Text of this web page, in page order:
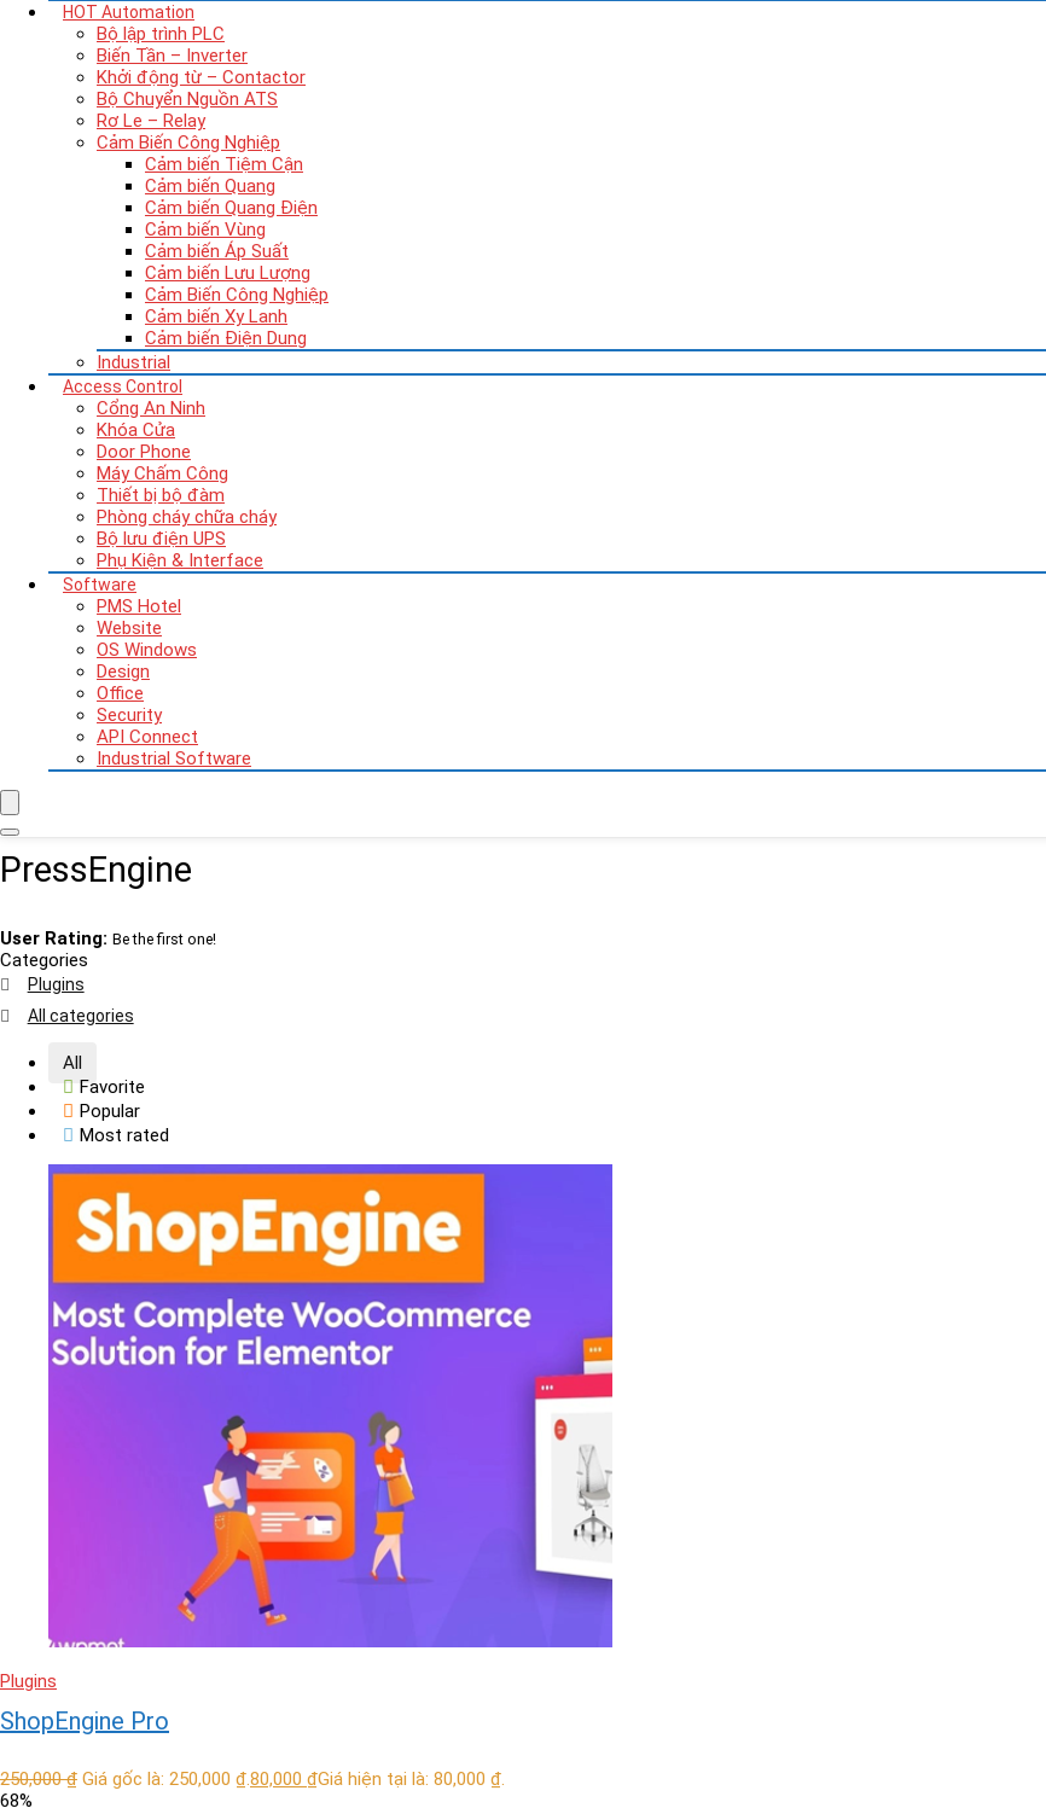
HOT Automation
Bộ lập trình PLC
Biến Tần – Inverter
Khởi động từ – Contactor
Bộ Chuyển Nguồn ATS
Rơ Le – Relay
Cảm Biến Công Nghiệp
Cảm biến Tiệm Cận
Cảm biến Quang
Cảm biến Quang Điện
Cảm biến Vùng
Cảm biến Áp Suất
Cảm biến Lưu Lượng
Cảm Biến Công Nghiệp
Cảm biến Xy Lanh
Cảm biến Điện Dung
Industrial
Access Control
Cổng An Ninh
Khóa Cửa
Door Phone
Máy Chấm Công
Thiết bị bộ đàm
Phòng cháy chữa cháy
Bộ lưu điện UPS
Phụ Kiện & Interface
Software
PMS Hotel
Website
OS Windows
Design
Office
Security
API Connect
Industrial Software
PressEngine
User Rating: Be the first one!
Categories
Plugins
All categories
All
Favorite
Popular
Most rated
Plugins
ShopEngine Pro
250,000₫ Giá gốc là: 250,000 ₫.80,000 ₫Giá hiện tại là: 80,000 ₫.
68%